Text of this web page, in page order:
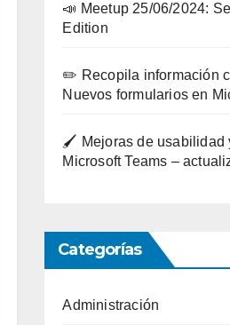
📣 Meetup 25/06/2024:
Edition
✏️ Recopila información
Nuevos formularios en
🖌️ Mejoras de usabilidad
Microsoft Teams –
Categorías
Administración